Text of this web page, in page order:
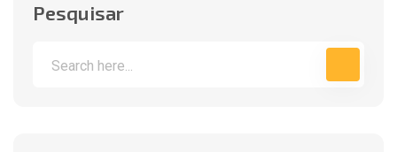
Pesquisar